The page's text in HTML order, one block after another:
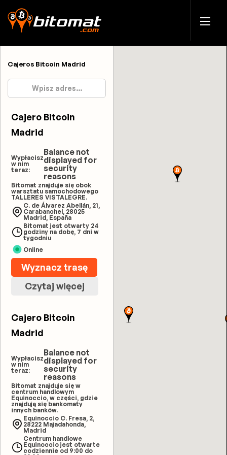
Cajeros Bitcoin Madrid
Cajero Bitcoin
Madrid
Wypłacisz
w nim
teraz:
Balance not
displayed for
security
reasons
Bitomat znajduje się obok
warsztatu samochodowego
TALLERES VISTALEGRE.
C. de Álvarez Abellán, 21,
Carabanchel, 28025
Madrid, España
Bitomat jest otwarty 24
godziny na dobę, 7 dni w
tygodniu
Online
Wyznacz trasę
Czytaj więcej
Cajero Bitcoin
Madrid
Wypłacisz
w nim
teraz:
Balance not
displayed for
security
reasons
Bitomat znajduje się w
centrum handlowym
Equinoccio, w części, gdzie
znajdują się bankomaty
innych banków.
Equinoccio C. Fresa, 2,
28222 Majadahonda,
Madrid
Centrum handlowe
Equinoccio jest otwarte
codziennie od 9:00 do